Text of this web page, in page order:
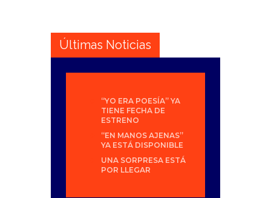
Últimas Noticias
“YO ERA POESÍA” YA
TIENE FECHA DE
ESTRENO
“EN MANOS AJENAS”
YA ESTÁ DISPONIBLE
UNA SORPRESA ESTÁ
POR LLEGAR